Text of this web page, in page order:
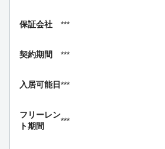
保証会社 ***
契約期間 ***
入居可能日***
フリーレン
ト期間
***